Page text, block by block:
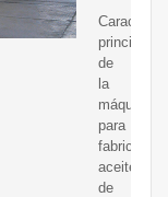
principales
de
la
máquina
para
fabricar
aceite
de